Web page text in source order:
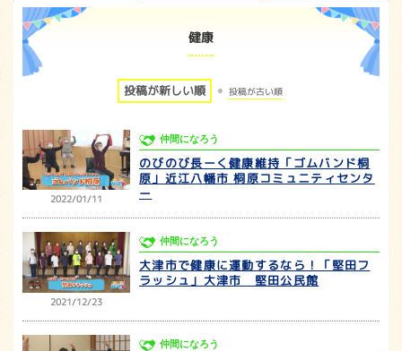
健康
投稿が新しい順 投稿が古い順
2022/01/11
仲間になろう
のびのび長ーく健康維持「ゴムバンド桐
原」近江八幡市 桐原コミュニティセンタ
ー
2021/12/23
仲間になろう
大津市で健康に運動するなら！「堅田フ
ラッシュ」大津市 堅田公民館
仲間になろう